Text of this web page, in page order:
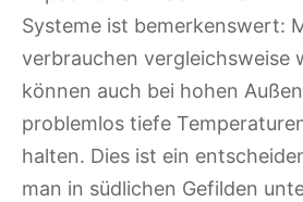
Systeme ist bemerkenswert:
verbrauchen vergleichsweise
können auch bei hohen
problemlos tiefe
halten. Dies ist ein
man in südlichen Gefilden